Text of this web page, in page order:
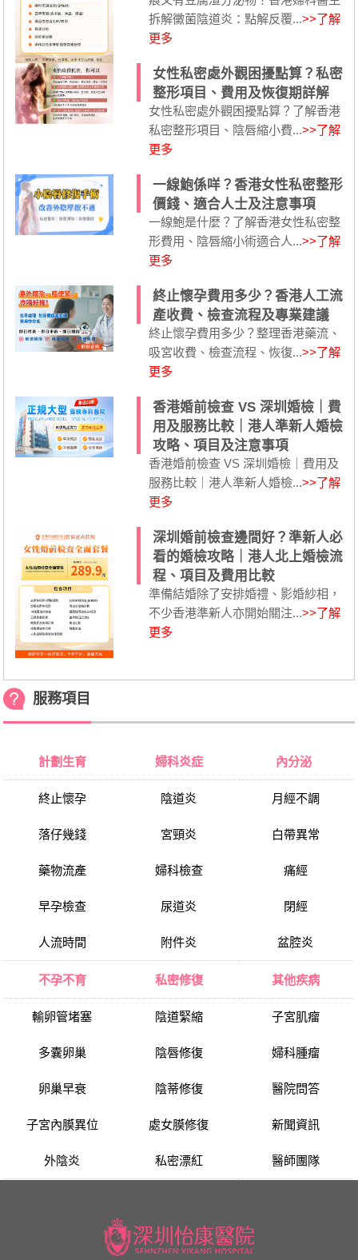
拆解黴菌陰道炎：點解反覆...>>了解
更多
女性私密處外觀困擾點算？私密
整形項目、費用及恢復期詳解
女性私密處外觀困擾點算？了解香港
私密整形項目、陰唇縮小費...>>了解
更多
一線鮑係咩？香港女性私密整形
價錢、適合人士及注意事項
一線鮑是什麼？了解香港女性私密整
形費用、陰唇縮小術適合人...>>了解
更多
終止懷孕費用多少？香港人工流
產收費、檢查流程及專業建議
終止懷孕費用多少？整理香港藥流、
吸宮收費、檢查流程、恢復...>>了解
更多
香港婚前檢查 VS 深圳婚檢｜費
用及服務比較｜港人準新人婚檢
攻略、項目及注意事項
香港婚前檢查 VS 深圳婚檢｜費用及
服務比較｜港人準新人婚檢...>>了解
更多
深圳婚前檢查邊間好？準新人必
看的婚檢攻略｜港人北上婚檢流
程、項目及費用比較
準備結婚除了安排婚禮、影婚紗相，
不少香港準新人亦開始關注...>>了解
更多
服務項目
計劃生育
終止懷孕
落仔幾錢
藥物流產
早孕檢查
人流時間
婦科炎症
陰道炎
宮頸炎
婦科檢查
尿道炎
附件炎
內分泌
月經不調
白帶異常
痛經
閉經
盆腔炎
不孕不育
輸卵管堵塞
多囊卵巢
卵巢早衰
子宮內膜異位
外陰炎
私密修復
陰道緊縮
陰唇修復
陰蒂修復
處女膜修復
私密漂紅
其他疾病
子宮肌瘤
婦科腫瘤
醫院問答
新聞資訊
醫師團隊